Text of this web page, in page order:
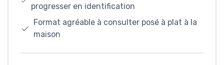
progresser en identification
Format agréable à consulter posé à plat à la
maison